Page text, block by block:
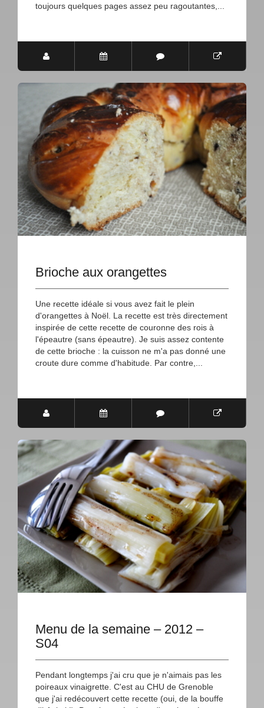
toujours quelques pages assez peu ragoutantes,...
Brioche aux orangettes
Une recette idéale si vous avez fait le plein
d'orangettes à Noël. La recette est très directement
inspirée de cette recette de couronne des rois à
l'épeautre (sans épeautre). Je suis assez contente
de cette brioche : la cuisson ne m'a pas donné une
croute dure comme d'habitude. Par contre,...
Menu de la semaine – 2012 –
S04
Pendant longtemps j'ai cru que je n'aimais pas les
poireaux vinaigrette. C'est au CHU de Grenoble
que j'ai redécouvert cette recette (oui, de la bouffe